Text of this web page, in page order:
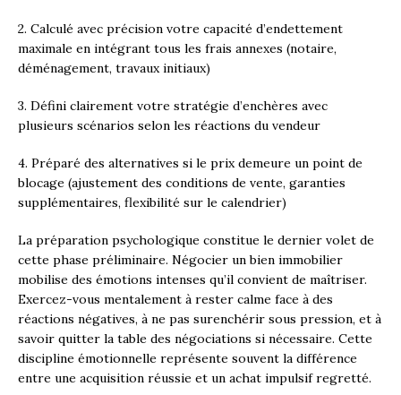
2. Calculé avec précision votre capacité d’endettement
maximale en intégrant tous les frais annexes (notaire,
déménagement, travaux initiaux)
3. Défini clairement votre stratégie d’enchères avec
plusieurs scénarios selon les réactions du vendeur
4. Préparé des alternatives si le prix demeure un point de
blocage (ajustement des conditions de vente, garanties
supplémentaires, flexibilité sur le calendrier)
La préparation psychologique constitue le dernier volet de
cette phase préliminaire. Négocier un bien immobilier
mobilise des émotions intenses qu’il convient de maîtriser.
Exercez-vous mentalement à rester calme face à des
réactions négatives, à ne pas surenchérir sous pression, et à
savoir quitter la table des négociations si nécessaire. Cette
discipline émotionnelle représente souvent la différence
entre une acquisition réussie et un achat impulsif regretté.